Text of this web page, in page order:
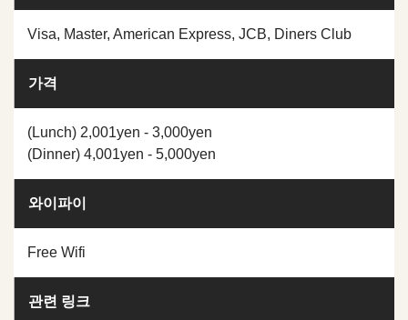
Visa, Master, American Express, JCB, Diners Club
가격
(Lunch) 2,001yen - 3,000yen
(Dinner) 4,001yen - 5,000yen
와이파이
Free Wifi
관련 링크